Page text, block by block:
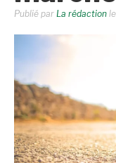
Publié par La rédaction le